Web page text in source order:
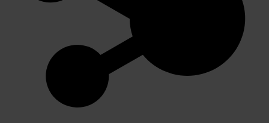
Inventaris van de archieven van dorpen Nibbixwoud
en Hauwert en de gemeente Nibbixwoud